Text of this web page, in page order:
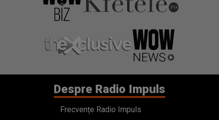
Despre Radio Impuls
Frecvențe Radio Impuls